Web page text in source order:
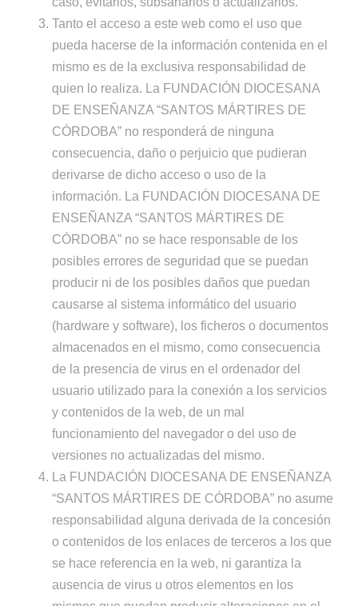
Tanto el acceso a este web como el uso que
pueda hacerse de la información contenida en el
mismo es de la exclusiva responsabilidad de
quien lo realiza. La FUNDACIÓN DIOCESANA
DE ENSEÑANZA “SANTOS MÁRTIRES DE
CÓRDOBA” no responderá de ninguna
consecuencia, daño o perjuicio que pudieran
derivarse de dicho acceso o uso de la
información. La FUNDACIÓN DIOCESANA DE
ENSEÑANZA “SANTOS MÁRTIRES DE
CÓRDOBA” no se hace responsable de los
posibles errores de seguridad que se puedan
producir ni de los posibles daños que puedan
causarse al sistema informático del usuario
(hardware y software), los ficheros o documentos
almacenados en el mismo, como consecuencia
de la presencia de virus en el ordenador del
usuario utilizado para la conexión a los servicios
y contenidos de la web, de un mal
funcionamiento del navegador o del uso de
versiones no actualizadas del mismo.
La FUNDACIÓN DIOCESANA DE ENSEÑANZA
“SANTOS MÁRTIRES DE CÓRDOBA” no asume
responsabilidad alguna derivada de la concesión
o contenidos de los enlaces de terceros a los que
se hace referencia en la web, ni garantiza la
ausencia de virus u otros elementos en los